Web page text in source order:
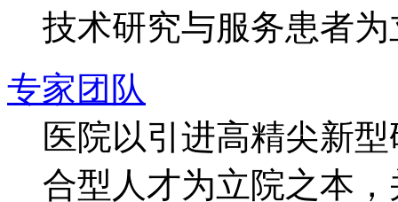
技术研究与服务患者
专家团队
医院以引进高精尖新
合型人才为立院之本